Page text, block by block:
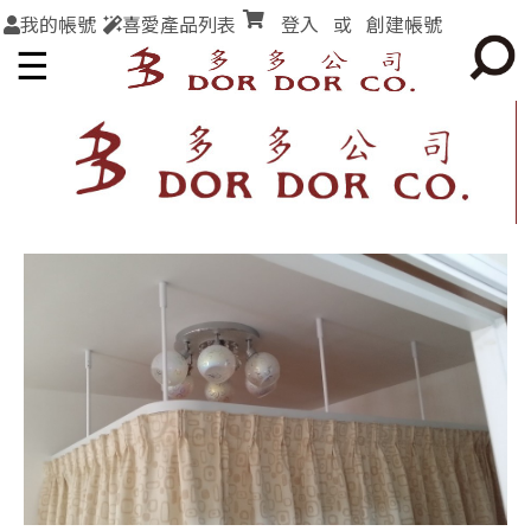
我的帳號 喜愛產品列表 登入 或 創建帳號
☰